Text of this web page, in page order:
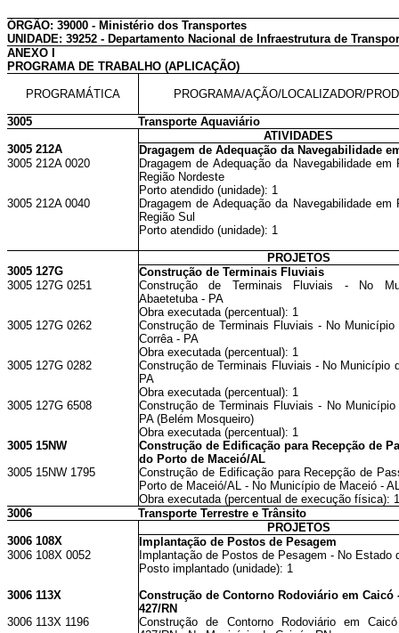
ÓRGÃO: 39000 - Ministério dos Transportes
UNIDADE: 39252 - Departamento Nacional de Infraestrutura de
ANEXO I
PROGRAMA DE TRABALHO (APLICAÇÃO)
PROGRAMÁTICA PROGRAMA/AÇÃO/LOCALIZADOR/
3005
Transporte Aquaviário
ATIVIDADES
3005 212A
Dragagem de Adequação da Navegabilidade
3005 212A 0020
Dragagem de Adequação da Navegabilidade em
Região Nordeste
Porto atendido (unidade): 1
3005 212A 0040
Dragagem de Adequação da Navegabilidade em
Região Sul
Porto atendido (unidade): 1
PROJETOS
3005 127G
Construção de Terminais Fluviais
3005 127G 0251
Construção de Terminais Fluviais - No
Abaetetuba - PA
Obra executada (percentual): 1
3005 127G 0262
Construção de Terminais Fluviais - No Município
Corrêa - PA
Obra executada (percentual): 1
3005 127G 0282
Construção de Terminais Fluviais - No Município
PA
Obra executada (percentual): 1
3005 127G 6508
Construção de Terminais Fluviais - No
PA (Belém Mosqueiro)
Obra executada (percentual): 1
3005 15NW
Construção de Edificação para Recepção de
do Porto de Maceió/AL
3005 15NW 1795
Construção de Edificação para Recepção de
Porto de Maceió/AL - No Município de Maceió -
Obra executada (percentual de execução física): 1
3006
Transporte Terrestre e Trânsito
PROJETOS
3006 108X
Implantação de Postos de Pesagem
3006 108X 0052
Implantação de Postos de Pesagem - No Estado
Posto implantado (unidade): 1
3006 113X
Construção de Contorno Rodoviário em Caicó
427/RN
3006 113X 1196
Construção de Contorno Rodoviário em